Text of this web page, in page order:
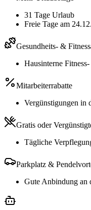
31 Tage Urlaub
Freie Tage am
Gesundheits- &
Hausinterne
Mitarbeiterrabatte
Vergünstigungen in
Gratis oder
Tägliche
Parkplatz &
Gute Anbindung an